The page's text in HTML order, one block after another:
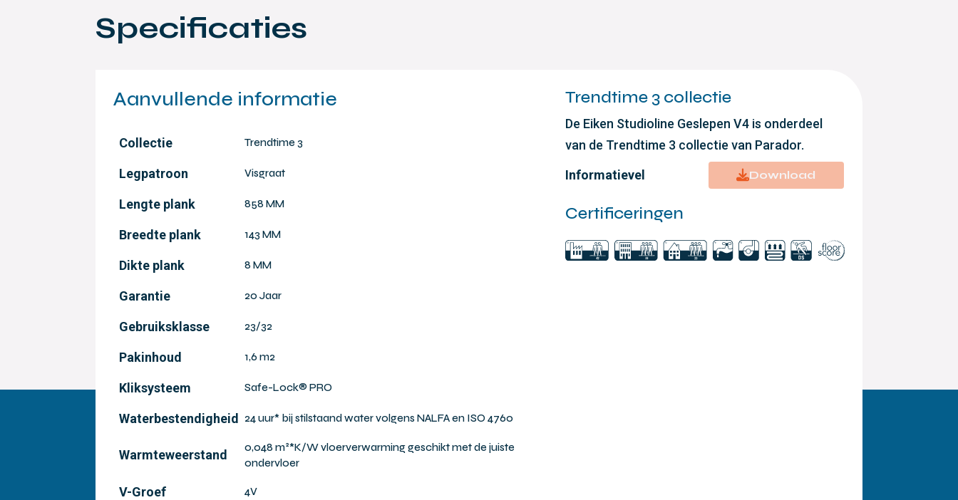
Specificaties
Aanvullende informatie
Collectie Trendtime 3
Legpatroon Visgraat
Lengte plank 858 MM
Breedte plank 143 MM
Dikte plank 8 MM
Garantie 20 Jaar
Gebruiksklasse 23/32
Pakinhoud 1,6 m2
Kliksysteem Safe-Lock® PRO
Waterbestendigheid 24 uur* bij stilstaand water volgens NALFA en ISO 4760
Warmteweerstand
0,048 m²*K/W vloerverwarming geschikt met de juiste
ondervloer
V-Groef 4V
Trendtime 3 collectie
De Eiken Studioline Geslepen V4 is onderdeel
van de Trendtime 3 collectie van Parador.
Informatievel
Download
Certificeringen